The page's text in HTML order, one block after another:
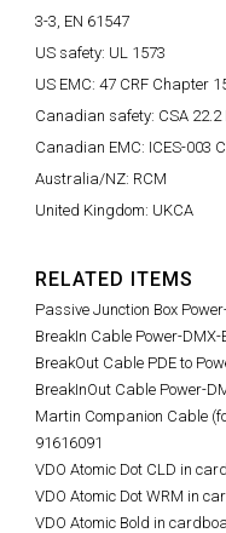
3-3, EN 61547
US safety: UL 1573
US EMC: 47 CRF Chapter
Canadian safety: CSA 22.2
Canadian EMC: ICES-003
Australia/NZ: RCM
United Kingdom: UKCA
RELATED ITEMS
Passive Junction Box
BreakIn Cable Power-
BreakOut Cable PDE to
BreakInOut Cable Power-
Martin Companion Cable
91616091
VDO Atomic Dot CLD in
VDO Atomic Dot WRM in
VDO Atomic Bold in